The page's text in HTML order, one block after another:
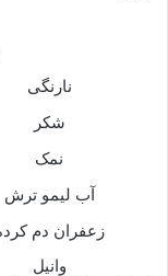
نارنگی
شکر
نمک
آب لیمو ترش
زعفران دم
وانیل